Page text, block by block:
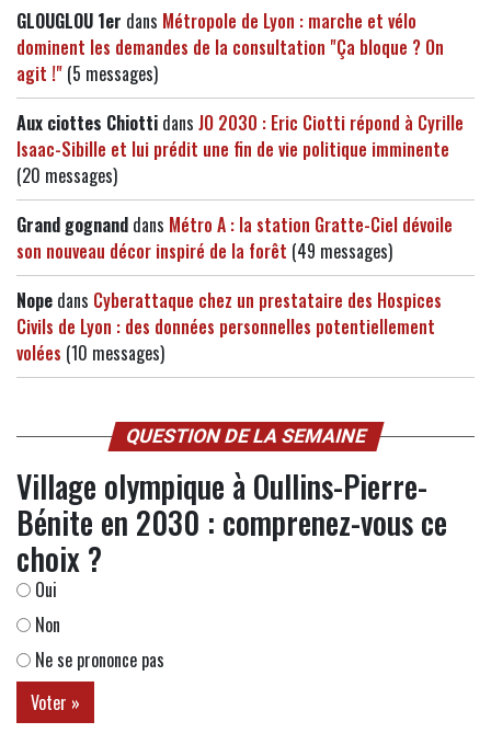
GLOUGLOU 1er dans Métropole de Lyon : marche et vélo
dominent les demandes de la consultation "Ça bloque ? On
agit !" (5 messages)
Aux ciottes Chiotti dans JO 2030 : Eric Ciotti répond à Cyrille
Isaac-Sibille et lui prédit une fin de vie politique imminente
(20 messages)
Grand gognand dans Métro A : la station Gratte-Ciel dévoile
son nouveau décor inspiré de la forêt (49 messages)
Nope dans Cyberattaque chez un prestataire des Hospices
Civils de Lyon : des données personnelles potentiellement
volées (10 messages)
QUESTION DE LA SEMAINE
Village olympique à Oullins-Pierre-
Bénite en 2030 : comprenez-vous ce
choix ?
Oui
Non
Ne se prononce pas